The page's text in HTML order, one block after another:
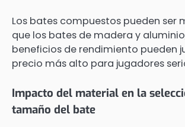
Los bates compuestos pueden ser
que los bates de madera y
beneficios de rendimiento pueden
precio más alto para jugadores
Impacto del material en la
tamaño del bate